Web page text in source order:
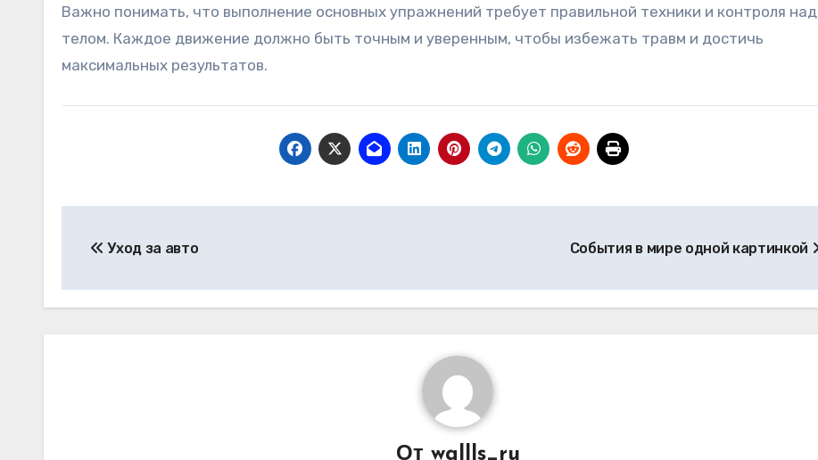
Важно понимать, что выполнение основных упражнений требует правильной техники и контроля над
телом. Каждое движение должно быть точным и уверенным, чтобы избежать травм и достичь
максимальных результатов.
по
записям
Уход за авто События в мире одной картинкой
От wallls_ru